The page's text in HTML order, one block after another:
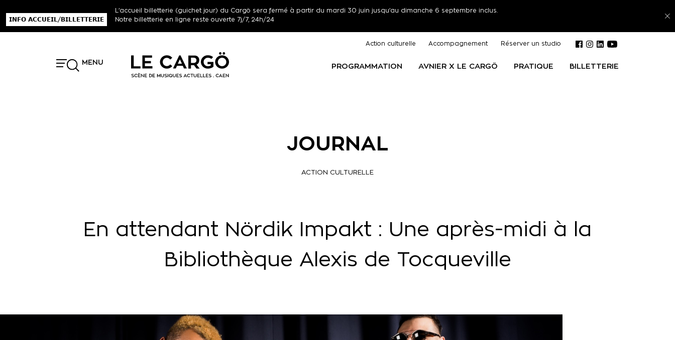
𝗜𝗡𝗙𝗢 𝗔𝗖𝗖𝗨𝗘𝗜𝗟/𝗕𝗜𝗟𝗟𝗘𝗧𝗧𝗘𝗥𝗜𝗘
L’accueil billetterie (guichet jour) du Cargö sera fermé à partir du mardi 30 juin jusqu’au dimanche 6 septembre inclus.
Notre billetterie en ligne reste ouverte 7j/7, 24h/24
MENU
Action culturelle Accompagnement Réserver un studio
PROGRAMMATION AVNIER X LE CARGÖ PRATIQUE BILLETTERIE
JOURNAL
ACTION CULTURELLE
En attendant Nördik Impakt : Une après-midi à la
Bibliothèque Alexis de Tocqueville